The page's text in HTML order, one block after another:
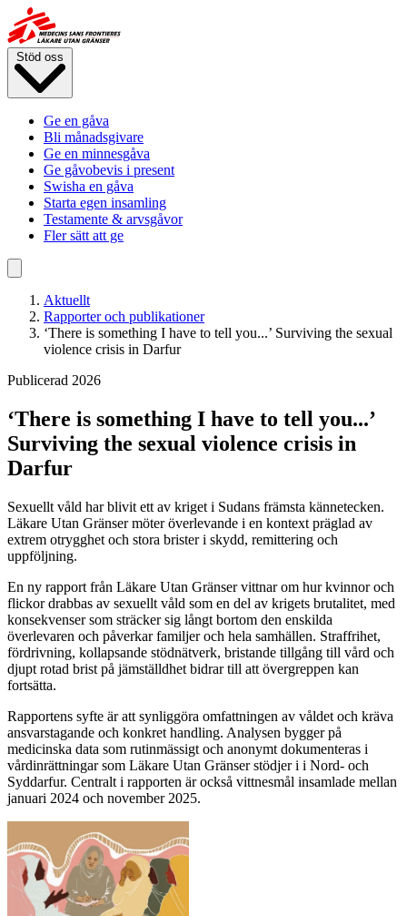
Hoppa
till
huvudinnehåll
Stöd oss
Ge en gåva
Bli månadsgivare
Ge en minnesgåva
Ge gåvobevis i present
Swisha en gåva
Starta egen insamling
Testamente & arvsgåvor
Fler sätt att ge
Aktuellt
Rapporter och publikationer
‘There is something I have to tell you...’ Surviving the sexual
violence crisis in Darfur
Publicerad 2026
‘There is something I have to tell you...’
Surviving the sexual violence crisis in
Darfur
Sexuellt våld har blivit ett av kriget i Sudans främsta kännetecken.
Läkare Utan Gränser möter överlevande i en kontext präglad av
extrem otrygghet och stora brister i skydd, remittering och
uppföljning.
En ny rapport från Läkare Utan Gränser vittnar om hur kvinnor och
flickor drabbas av sexuellt våld som en del av krigets brutalitet, med
konsekvenser som sträcker sig långt bortom den enskilda
överlevaren och påverkar familjer och hela samhällen. Straffrihet,
fördrivning, kollapsande stödnätverk, bristande tillgång till vård och
djupt rotad brist på jämställdhet bidrar till att övergreppen kan
fortsätta.
Rapportens syfte är att synliggöra omfattningen av våldet och kräva
ansvarstagande och konkret handling. Analysen bygger på
medicinska data som rutinmässigt och anonymt dokumenteras i
vårdinrättningar som Läkare Utan Gränser stödjer i i Nord- och
Syddarfur. Centralt i rapporten är också vittnesmål insamlade mellan
januari 2024 och november 2025.